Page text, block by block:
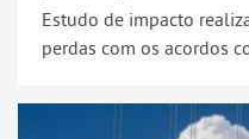
Estudo de impacto
perdas com os acordos